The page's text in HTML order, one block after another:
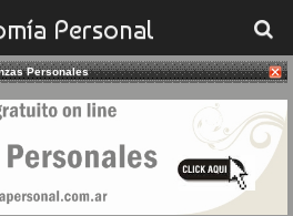
Personal
30/05/2017
Compra Bonos De
Con Un 70% De
Personales